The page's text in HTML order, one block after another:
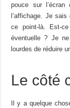
pouce sur
l’affichage. Je
ce point-là. Est-
éventuelle ? Je
lourdes de réduire
Le côté
Il y a quelque